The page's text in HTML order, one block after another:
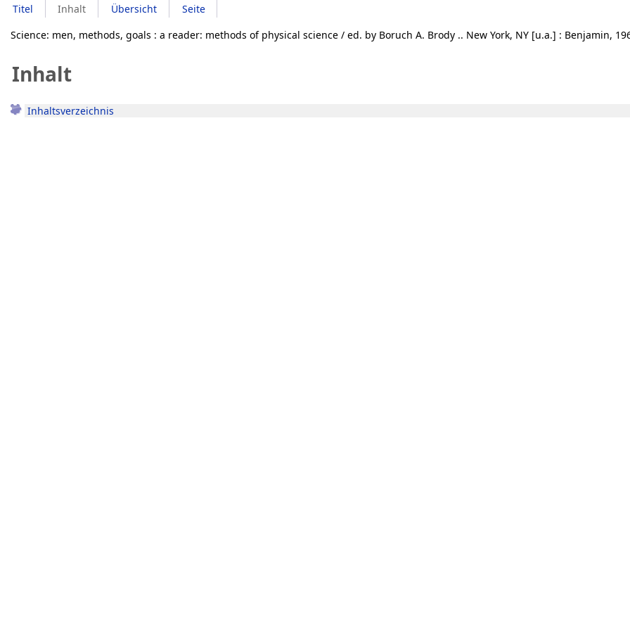
Titel Inhalt Übersicht
Seite
Science: men, methods, goals : a reader: methods of physical science / ed. by Boruch A. Brody .. New York, NY [u.a.] : Benjamin,
Inhalt
Inhaltsverzeichnis